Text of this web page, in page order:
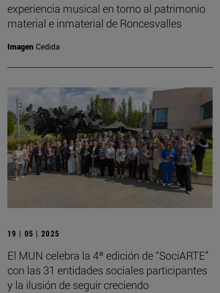
experiencia musical en torno al patrimonio
material e inmaterial de Roncesvalles
Imagen Cedida
19 | 05 | 2025
El MUN celebra la 4ª edición de “SociARTE”
con las 31 entidades sociales participantes
y la ilusión de seguir creciendo